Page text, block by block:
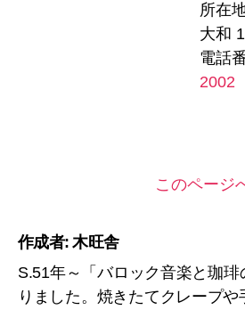
所在
大和
電話
2002
このページ
作成者: 木旺舎
S.51年～「バロック音楽と珈琲
りました。焼きたてクレープや